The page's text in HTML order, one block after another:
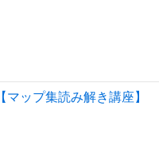
【マップ集読み解き講座】